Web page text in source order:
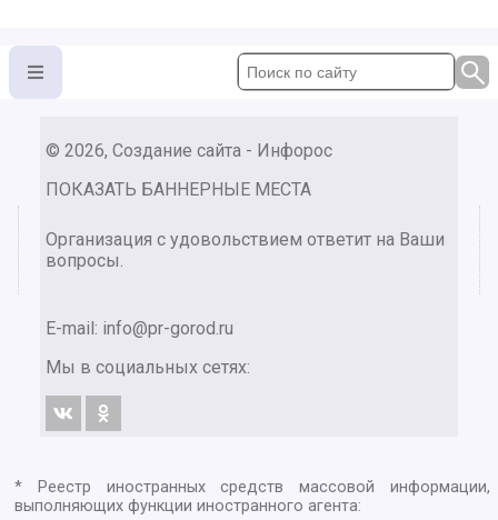
© 2026, Создание сайта - Инфорос
ПОКАЗАТЬ БАННЕРНЫЕ МЕСТА
Организация с удовольствием ответит на Ваши
вопросы.
E-mail: info@pr-gorod.ru
Мы в социальных сетях:
* Реестр иностранных средств массовой информации,
выполняющих функции иностранного агента: